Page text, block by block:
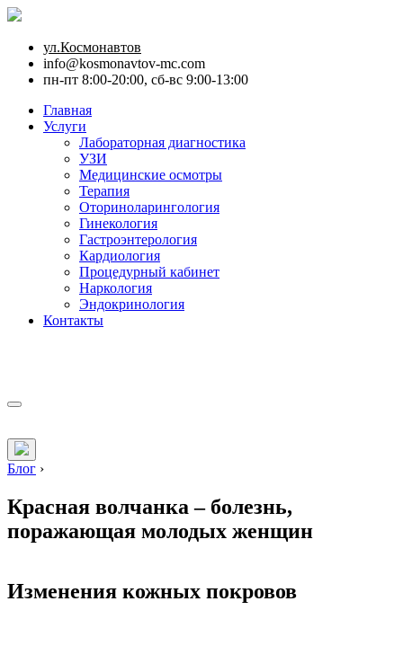
ул.Космонавтов
info@kosmonavtov-mc.com
пн-пт 8:00-20:00, сб-вс 9:00-13:00
Главная
Услуги
Лабораторная диагностика
УЗИ
Медицинские осмотры
Терапия
Оториноларингология
Гинекология
Гастроэнтерология
Кардиология
Процедурный кабинет
Наркология
Эндокринология
Контакты
Блог ›
Красная волчанка – болезнь,
поражающая молодых женщин
Изменения кожных покровов